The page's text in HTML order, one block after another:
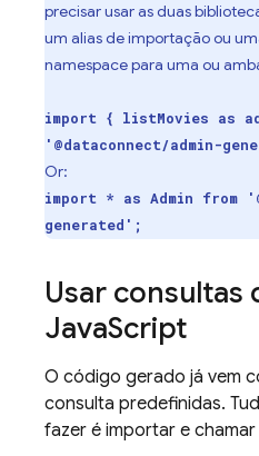
precisar usar as duas
um alias de importação ou
namespace para uma ou
import { listMovies as
'@dataconnect/admin-
Or:
import * as Admin from
generated';
Usar consultas
JavaScript
O código gerado já vem
consulta predefinidas.
fazer é importar e